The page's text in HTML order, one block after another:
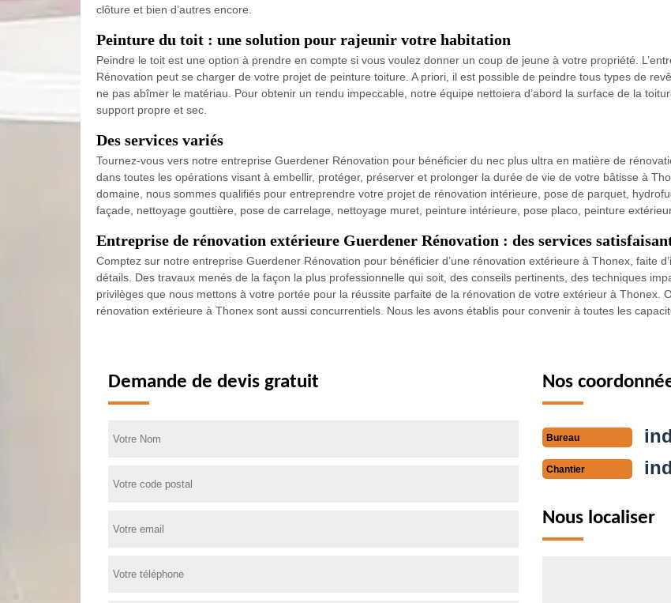
clôture et bien d’autres encore.
Peinture du toit : une solution pour rajeunir votre habitation
Peindre le toit est une option à prendre en compte si vous voulez donner un coup de jeune à votre propriété.
Rénovation peut se charger de votre projet de peinture toiture. A priori, il est possible de peindre tous types de
ne pas abîmer le matériau. Pour obtenir un rendu impeccable, notre équipe nettoiera d’abord la surface de la
support propre et sec.
Des services variés
Tournez-vous vers notre entreprise Guerdener Rénovation pour bénéficier du nec plus ultra en matière de
dans toutes les opérations visant à embellir, protéger, préserver et prolonger la durée de vie de votre bâtisse à
domaine, nous sommes qualifiés pour entreprendre votre projet de rénovation intérieure, pose de parquet,
façade, nettoyage gouttière, pose de carrelage, nettoyage muret, peinture intérieure, pose placo, peinture
Entreprise de rénovation extérieure Guerdener Rénovation : des services
Comptez sur notre entreprise Guerdener Rénovation pour bénéficier d’une rénovation extérieure à Thonex, faite
détails. Des travaux menés de la façon la plus professionnelle qui soit, des conseils pertinents, des techniques
privilèges que nous mettons à votre portée pour la réussite parfaite de la rénovation de votre extérieur à Thonex.
rénovation extérieure à Thonex sont aussi concurrentiels. Nous les avons établis pour convenir à toutes les
Demande de devis gratuit Nos
Bureau
Chantier
Nous localiser